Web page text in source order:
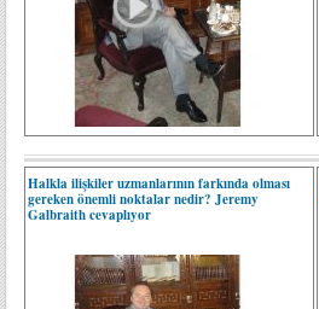
Halkla ilişkiler uzmanlarının farkında olması
gereken önemli noktalar nedir? Jeremy
Galbraith cevaplıyor